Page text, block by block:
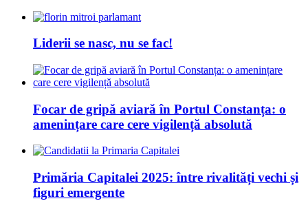
Liderii se nasc, nu se fac!
Focar de gripă aviară în Portul Constanța: o
amenințare care cere vigilență absolută
Primăria Capitalei 2025: între rivalități vechi și
figuri emergente